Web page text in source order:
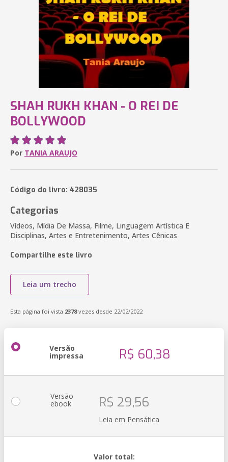
SHAH RUKH KHAN - O REI DE
BOLLYWOOD
Por TANIA ARAUJO
Código do livro: 428035
Categorias
Vídeos, Mídia De Massa, Filme, Linguagem Artística E
Disciplinas, Artes e Entretenimento, Artes Cênicas
Compartilhe este livro
Leia um trecho
Esta página foi vista 2378vezes desde 22/02/2022
Versão
impressa R$ 60,38
Versão
ebook R$ 29,56
Leia em Pensática
Valor total: